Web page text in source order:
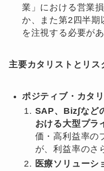
業」における営業
か、また第2四半期
を注視する必要があ
主要カタリストとリス
ポジティブ・カタ
SAP、Biz∫など
おける大型プラ
価・高利益率の
が、利益率のさ
医療ソリューシ